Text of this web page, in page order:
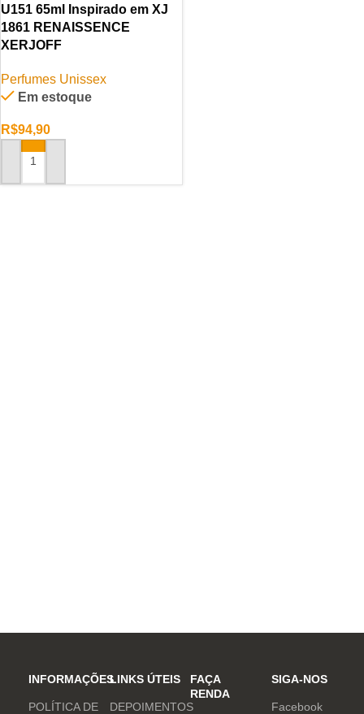
U151 65ml Inspirado em XJ
1861 RENAISSENCE
XERJOFF
Perfumes Unissex
Em estoque
R$94,90
ADICIONAR AO CARRINHO
INFORMAÇÕES
POLÍTICA DE
LINKS ÚTEIS
DEPOIMENTOS
FAÇA
RENDA
SIGA-NOS
Facebook